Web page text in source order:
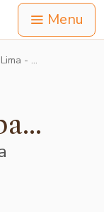
Menu
- …